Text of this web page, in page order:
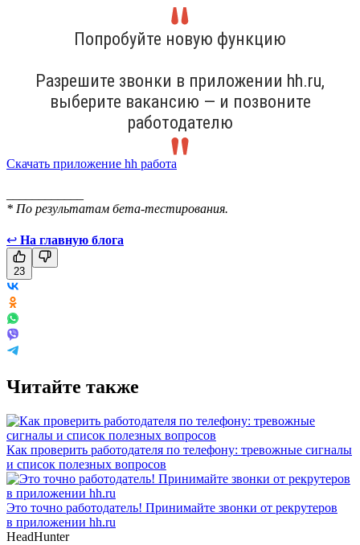
Попробуйте новую функцию
Разрешите звонки в приложении hh.ru,
выберите вакансию — и позвоните
работодателю
Скачать приложение hh работа
* По результатам бета-тестирования.
↩ На главную блога
23
Читайте также
Как проверить работодателя по телефону: тревожные сигналы
и список полезных вопросов
Это точно работодатель! Принимайте звонки от рекрутеров
в приложении hh.ru
HeadHunter